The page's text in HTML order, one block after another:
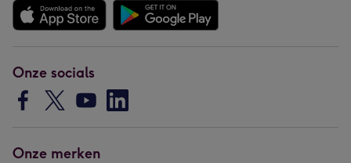
Onze socials
Onze merken